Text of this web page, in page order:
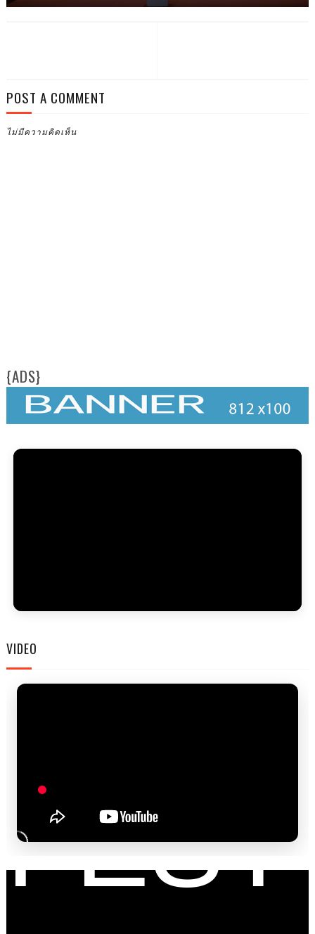
POST A COMMENT
ไม่มีความคิดเห็น
{ADS}
VIDEO
FAM
FEST